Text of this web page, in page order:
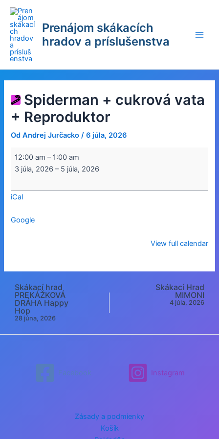
Preskočiť
obsah
Prenájom skákacích
hradov a príslušenstva
Spiderman + cukrová vata
+ Reproduktor
Od Andrej Jurčacko/6 júla, 2026
Spiderman
+
+
12:00 am – 1:00 am
3 júla, 2026 – 5 júla, 2026
iCal
Google
View full calendar
Post
navigation
Skákací hrad
PREKÁŽKOVÁ
DRÁHA Happy
Hop
28 júna, 2026
Skákací Hrad
MIMONI
4 júla, 2026
Facebook Instagram
Zásady a podmienky
Košík